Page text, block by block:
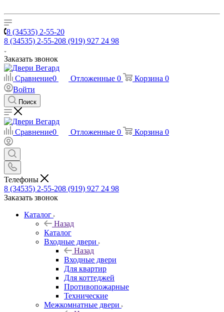
8 (34535) 2-55-20
8 (34535) 2-55-208 (919) 927 24 98
Заказать звонок
Сравнение0 Отложенные 0 Корзина 0
Войти
Поиск
Сравнение0 Отложенные 0 Корзина 0
Телефоны
8 (34535) 2-55-208 (919) 927 24 98
Заказать звонок
Каталог
Назад
Каталог
Входные двери
Назад
Входные двери
Для квартир
Для коттеджей
Противопожарные
Технические
Межкомнатные двери